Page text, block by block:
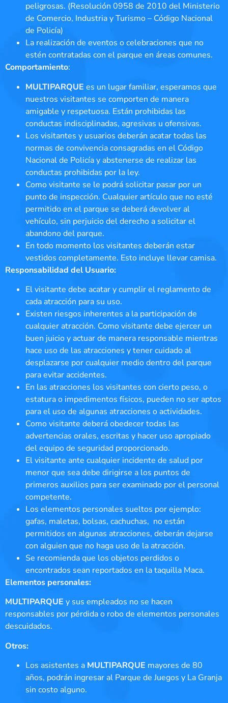
peligrosas. (Resolución 0958 de 2010 del Ministerio
de Comercio, Industria y Turismo – Código Nacional
de Policía)
La realización de eventos o celebraciones que no
estén contratadas con el parque en áreas comunes.
Comportamiento:
MULTIPARQUE es un lugar familiar, esperamos que
nuestros visitantes se comporten de manera
amigable y respetuosa. Están prohibidas las
conductas indisciplinadas, agresivas u ofensivas.
Los visitantes y usuarios deberán acatar todas las
normas de convivencia consagradas en el Código
Nacional de Policía y abstenerse de realizar las
conductas prohibidas por la ley.
Como visitante se le podrá solicitar pasar por un
punto de inspección. Cualquier artículo que no esté
permitido en el parque se deberá devolver al
vehículo, sin perjuicio del derecho a solicitar el
abandono del parque.
En todo momento los visitantes deberán estar
vestidos completamente. Esto incluye llevar camisa.
Responsabilidad del Usuario:
El visitante debe acatar y cumplir el reglamento de
cada atracción para su uso.
Existen riesgos inherentes a la participación de
cualquier atracción. Como visitante debe ejercer un
buen juicio y actuar de manera responsable mientras
hace uso de las atracciones y tener cuidado al
desplazarse por cualquier medio dentro del parque
para evitar accidentes.
En las atracciones los visitantes con cierto peso, o
estatura o impedimentos físicos, pueden no ser aptos
para el uso de algunas atracciones o actividades.
Como visitante deberá obedecer todas las
advertencias orales, escritas y hacer uso apropiado
del equipo de seguridad proporcionado.
El visitante ante cualquier incidente de salud por
menor que sea debe dirigirse a los puntos de
primeros auxilios para ser examinado por el personal
competente.
Los elementos personales sueltos por ejemplo:
gafas, maletas, bolsas, cachuchas, no están
permitidos en algunas atracciones, deberán dejarse
con alguien que no haga uso de la atracción.
Se recomienda que los objetos perdidos o
encontrados sean reportados en la taquilla Maca.
Elementos personales:
MULTIPARQUE y sus empleados no se hacen
responsables por pérdida o robo de elementos personales
descuidados.
Otros:
Los asistentes a MULTIPARQUE mayores de 80
años, podrán ingresar al Parque de Juegos y La Granja
sin costo alguno.